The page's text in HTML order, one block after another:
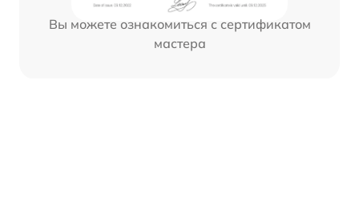
Вы можете ознакомиться с сертификатом
мастера